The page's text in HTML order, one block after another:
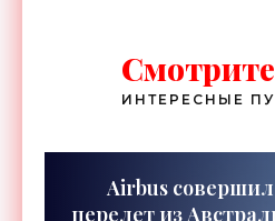
ИНТЕРЕСНЫЕ
Airbus
перелет из